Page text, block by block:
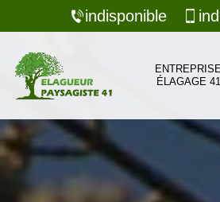
indisponible
ÉLAGAGE 41